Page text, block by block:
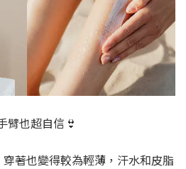
臂也超自信 👙
著也變得較為輕薄，汗水和皮脂